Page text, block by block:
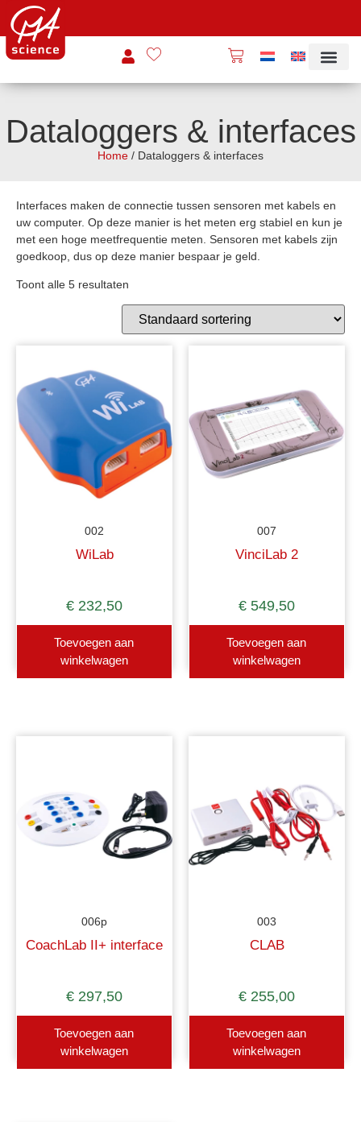
Dataloggers & interfaces
Home / Dataloggers & interfaces
Interfaces maken de connectie tussen sensoren met kabels en
uw computer. Op deze manier is het meten erg stabiel en kun je
met een hoge meetfrequentie meten. Sensoren met kabels zijn
goedkoop, dus op deze manier bespaar je geld.
Toont alle 5 resultaten
002
WiLab
€ 232,50
Toevoegen aan
winkelwagen
007
VinciLab 2
€ 549,50
Toevoegen aan
winkelwagen
006p
CoachLab II+ interface
€ 297,50
Toevoegen aan
winkelwagen
003
CLAB
€ 255,00
Toevoegen aan
winkelwagen